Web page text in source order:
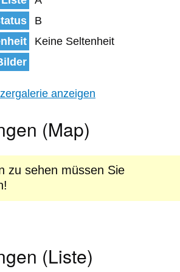
B
Keine Seltenheit
anzeigen
(Map)
zu sehen müssen Sie
(Liste)